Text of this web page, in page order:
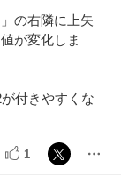
の右隣に上矢
が変化しま
付きやすくな
1